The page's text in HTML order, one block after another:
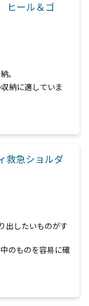
ール＆ゴ
。
納に適していま
救急ショルダ
出したいものがす
のものを容易に確